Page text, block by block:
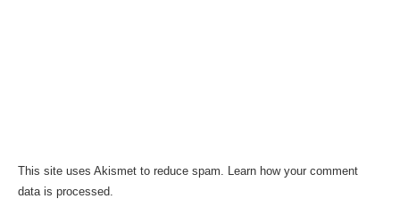
This site uses Akismet to reduce spam. Learn how your comment
data is processed.